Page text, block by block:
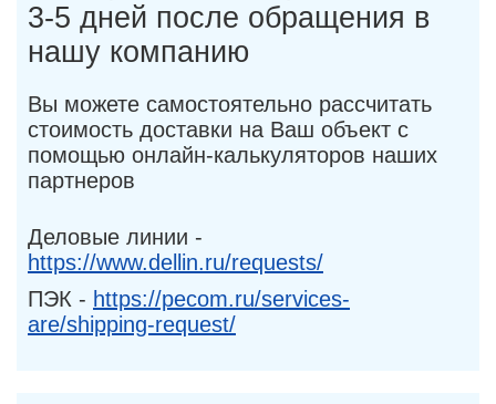
3-5 дней после обращения в
нашу компанию
Вы можете самостоятельно рассчитать
стоимость доставки на Ваш объект с
помощью онлайн-калькуляторов наших
партнеров
Деловые линии -
https://www.dellin.ru/requests/
ПЭК - https://pecom.ru/services-
are/shipping-request/